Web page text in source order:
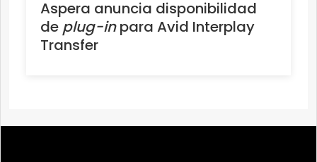
Aspera anuncia disponibilidad
de plug-inpara Avid Interplay
Transfer